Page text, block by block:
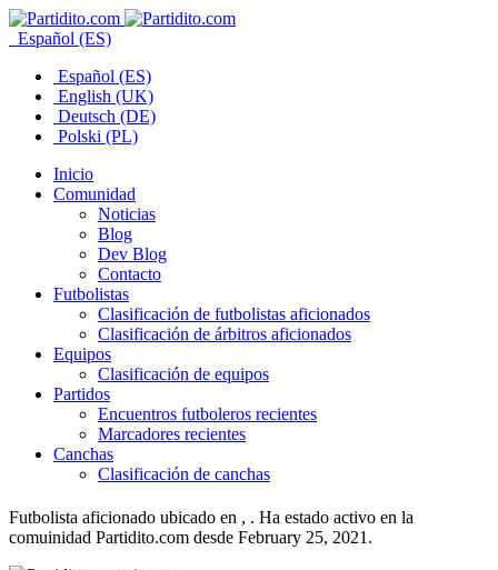
Español (ES)
Español (ES)
English (UK)
Deutsch (DE)
Polski (PL)
Inicio
Comunidad
Noticias
Blog
Dev Blog
Contacto
Futbolistas
Clasificación de futbolistas aficionados
Clasificación de árbitros aficionados
Equipos
Clasificación de equipos
Partidos
Encuentros futboleros recientes
Marcadores recientes
Canchas
Clasificación de canchas
Futbolista aficionado ubicado en , . Ha estado activo en la
comuinidad Partidito.com desde February 25, 2021.